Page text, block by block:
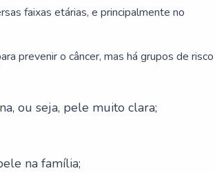
faixas etárias, e principalmente no
prevenir o câncer, mas há grupos de risco
ou seja, pele muito clara;
na família;